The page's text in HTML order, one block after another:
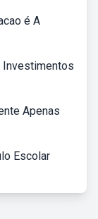
é A
Investimentos
Apenas
Escolar